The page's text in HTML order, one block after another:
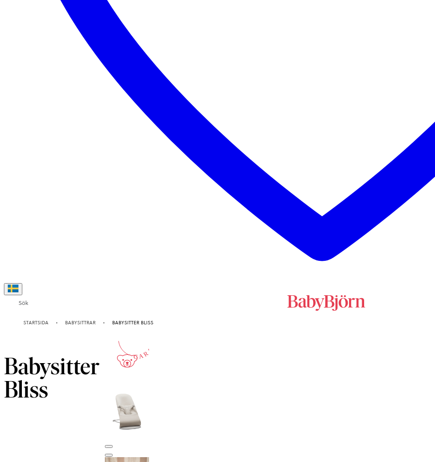
Sök
STARTSIDA BABYSITTRAR BABYSITTER BLISS
Babysitter
Bliss
10-ÅRS
GARANTI